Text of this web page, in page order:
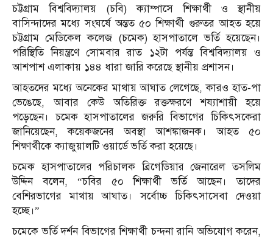
চট্টগ্রাম বিশ্ববিদ্যালয় (চবি) ক্যাম্পাসে শিক্ষার্থী ও স্থানীয়
বাসিন্দাদের মধ্যে সংঘর্ষে অন্তত ৫০ শিক্ষার্থী গুরুতর আহত হয়ে
চট্টগ্রাম মেডিকেল কলেজ (চমেক) হাসপাতালে ভর্তি হয়েছেন।
পরিস্থিতি নিয়ন্ত্রণে সোমবার রাত ১২টা পর্যন্ত বিশ্ববিদ্যালয় ও
আশপাশ এলাকায় ১৪৪ ধারা জারি করেছে স্থানীয় প্রশাসন।
আহতদের মধ্যে অনেকের মাথায় আঘাত লেগেছে, কারও হাত-পা
ভেঙেছে, আবার কেউ অতিরিক্ত রক্তক্ষরণে শয্যাশায়ী হয়ে
পড়েছেন। চমেক হাসপাতালের জরুরি বিভাগের চিকিৎসকেরা
জানিয়েছেন, কয়েকজনের অবস্থা আশঙ্কাজনক। আহত ৫০
শিক্ষার্থীকে ক্যাজুয়ালটি ওয়ার্ডে ভর্তি করা হয়েছে।
চমেক হাসপাতালের পরিচালক ব্রিগেডিয়ার জেনারেল তসলিম
উদ্দিন বলেন, “চবির ৫০ শিক্ষার্থী ভর্তি আছেন। তাদের
বেশিরভাগের মাথায় আঘাত। সর্বোচ্চ চিকিৎসাসেবা দেওয়া
হচ্ছে।”
চমেকে ভর্তি দর্শন বিভাগের শিক্ষার্থী চন্দনা রানি অভিযোগ করেন,